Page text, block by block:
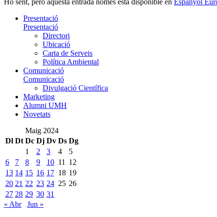
Presentació
Presentació
Directori
Ubicació
Carta de Serveis
Política Ambiental
Comunicació
Comunicació
Divulgació Científica
Marketing
Alumni UMH
Novetats
Maig 2024
Dl Dt Dc Dj Dv Ds Dg
1
2 3 4
5
6
7 8 9 10 11
12
13 14 15 16 17 18 19
20 21 22 23 24 25 26
27 28 29 30 31
« Abr
Jun »